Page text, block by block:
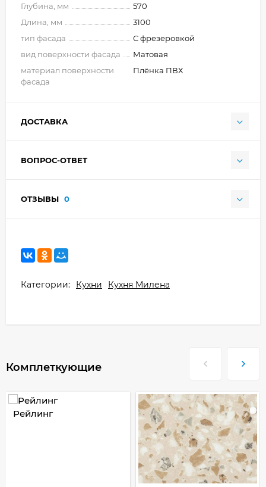
Глубина, мм
570
Длина, мм
3100
тип фасада
С фрезеровкой
вид поверхности фасада
Матовая
материал поверхности
фасада
Плёнка ПВХ
ДОСТАВКА
ВОПРОС-ОТВЕТ
ОТЗЫВЫ 0
Категории: Кухни Кухня Милена
Комплеткующие
Рейлинг